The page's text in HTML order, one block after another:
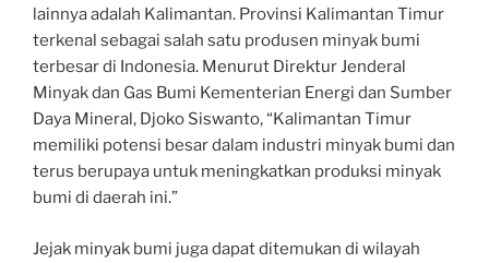
lainnya adalah Kalimantan. Provinsi Kalimantan Timur
terkenal sebagai salah satu produsen minyak bumi
terbesar di Indonesia. Menurut Direktur Jenderal
Minyak dan Gas Bumi Kementerian Energi dan Sumber
Daya Mineral, Djoko Siswanto, “Kalimantan Timur
memiliki potensi besar dalam industri minyak bumi dan
terus berupaya untuk meningkatkan produksi minyak
bumi di daerah ini.”
Jejak minyak bumi juga dapat ditemukan di wilayah